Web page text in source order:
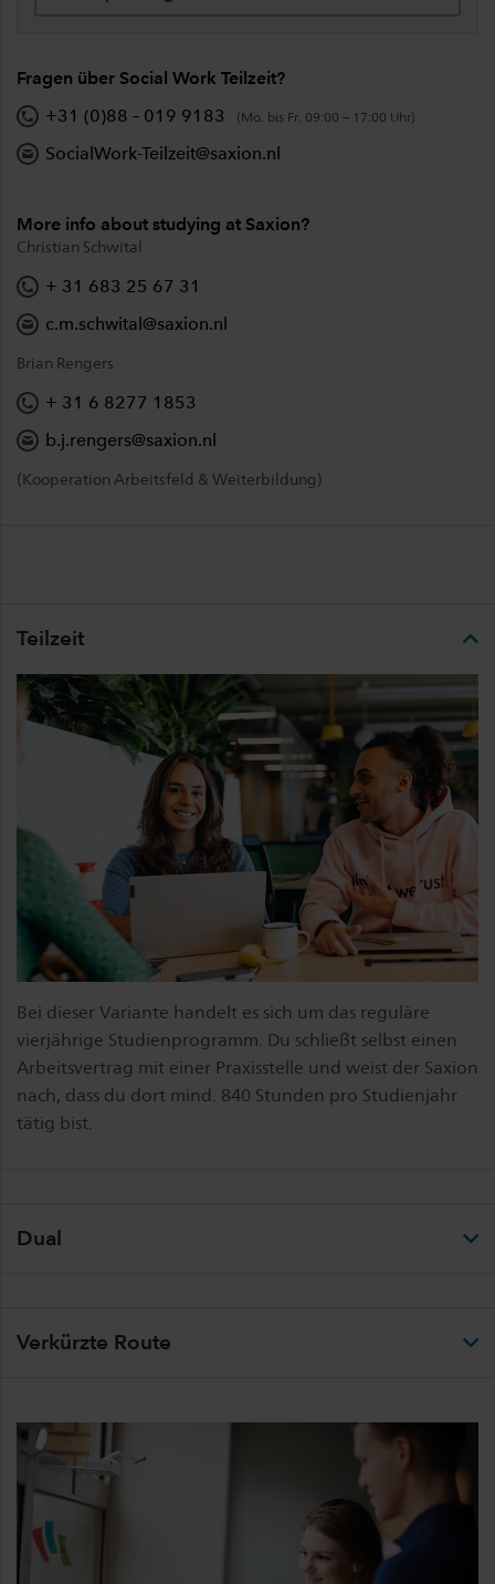
Fragen über Social Work Teilzeit?
+31 (0)88 – 019 9183
(Mo. bis Fr. 09:00 – 17:00 Uhr)
SocialWork-Teilzeit@saxion.nl
More info about studying at Saxion?
Christian Schwital
+ 31 683 25 67 31
c.m.schwital@saxion.nl
Brian Rengers
+ 31 6 8277 1853
b.j.rengers@saxion.nl
(Kooperation Arbeitsfeld & Weiterbildung)
Teilzeit
Bei dieser Variante handelt es sich um das reguläre
vierjährige Studienprogramm. Du schließt selbst einen
Arbeitsvertrag mit einer Praxisstelle und weist der Saxion
nach, dass du dort mind. 840 Stunden pro Studienjahr
tätig bist.
Dual
Verkürzte Route